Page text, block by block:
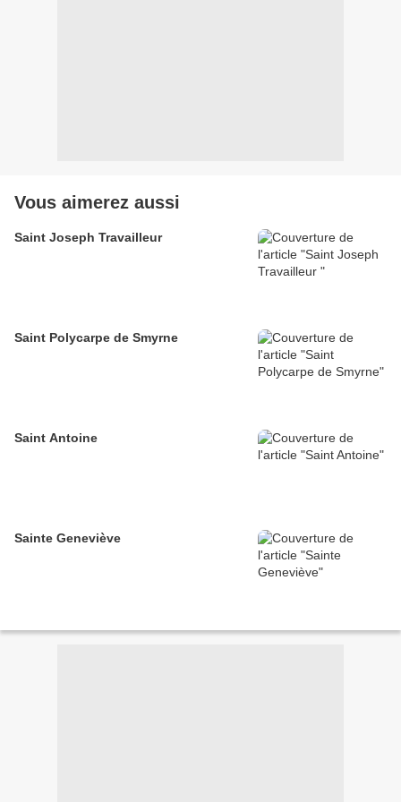
Vous aimerez aussi
Saint Joseph Travailleur
Saint Polycarpe de Smyrne
Saint Antoine
Sainte Geneviève